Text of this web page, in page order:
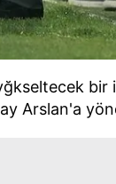
ziyaret
uyarınca
bir
Arslan'a